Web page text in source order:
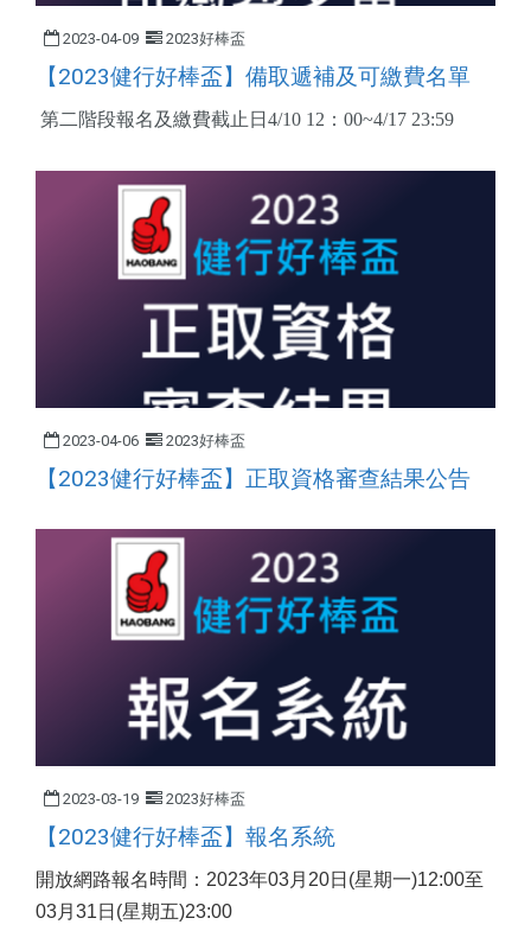
2023-04-09 2023好棒盃
【2023健行好棒盃】備取遞補及可繳費名單
第二階段報名及繳費截止日4/10 12：00~4/17 23:59
2023-04-06 2023好棒盃
【2023健行好棒盃】正取資格審查結果公告
2023-03-19 2023好棒盃
【2023健行好棒盃】報名系統
開放網路報名時間：2023年03月20日(星期一)12:00至
03月31日(星期五)23:00